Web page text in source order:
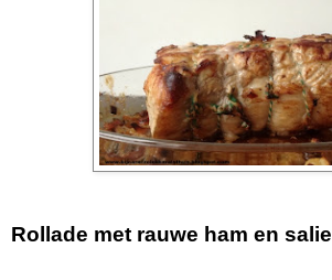
Rollade met rauwe ham en salie